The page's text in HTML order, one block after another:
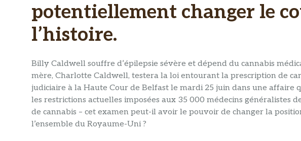
potentiellement changer le
l’histoire.
Billy Caldwell souffre d’épilepsie sévère et dépend du cannabis
mère, Charlotte Caldwell, testera la loi entourant la prescription de
judiciaire à la Haute Cour de Belfast le mardi 25 juin dans une
les restrictions actuelles imposées aux 35 000 médecins généralistes
de cannabis – cet examen peut-il avoir le pouvoir de changer la
l’ensemble du Royaume-Uni ?